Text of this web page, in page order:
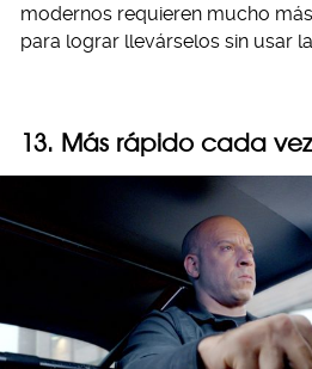
modernos requieren mucho
para lograr llevárselos sin usar
13. Más rápido cada vez